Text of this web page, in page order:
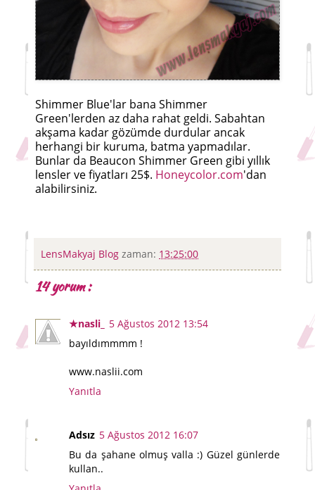
Shimmer Blue'lar bana Shimmer
Green'lerden az daha rahat geldi. Sabahtan
akşama kadar gözümde durdular ancak
herhangi bir kuruma, batma yapmadılar.
Bunlar da Beaucon Shimmer Green gibi yıllık
lensler ve fiyatları 25$. Honeycolor.com'dan
alabilirsiniz.
LensMakyaj Blog zaman: 13:25:00
14 yorum :
★nasli_
5 Ağustos 2012 13:54
bayıldımmmm !
www.naslii.com
Yanıtla
Adsız 5 Ağustos 2012 16:07
Bu da şahane olmuş valla :) Güzel günlerde
kullan..